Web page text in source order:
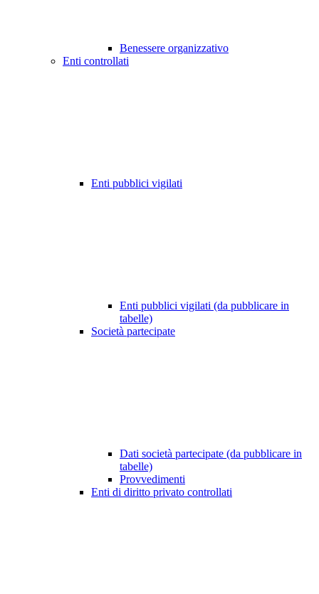
Benessere organizzativo
Enti controllati
Enti pubblici vigilati
Enti pubblici vigilati (da pubblicare in
tabelle)
Società partecipate
Dati società partecipate (da pubblicare in
tabelle)
Provvedimenti
Enti di diritto privato controllati